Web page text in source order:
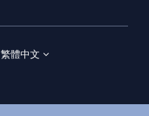
繁體中文